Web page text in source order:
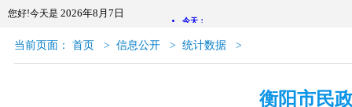
您好!今天是 2026年8月7日
当前页面： 首页 > 信息公开 > 统计数据 >
衡阳市民